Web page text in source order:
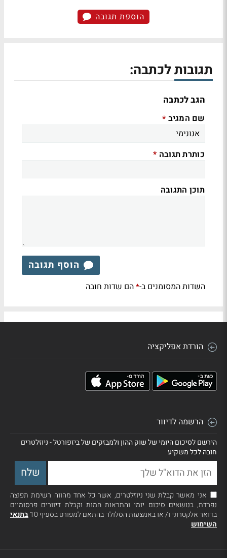
הוספת תגובה
תגובות לכתבה:
הגב לכתבה
שם המגיב *
כותרת תגובה *
תוכן התגובה
הוסף תגובה
השדות המסומנים ב-*הם שדות חובה
הורדת אפליקציה
הרשמה לדיוור
הירשם לסיכום היומי של שוק ההון ולמבזקים של ביזפורטל - ניוזלטרים
חובה לכל משקיע
אני מאשר קבלת שני ניוזלטרים, אשר כל אחד מהווה רשימת תפוצה
נפרדת, בנושאים סיכום יומי והתראות חמות וקבלת דיוורים פרסומיים
בדואר אלקטרוני ו/ או באמצעות הסלולר בהתאם למפורט בסעיף 10
בתנאי
השימוש